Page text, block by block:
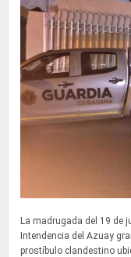
La madrugada del 19 de
Intendencia del Azuay
prostíbulo clandestino